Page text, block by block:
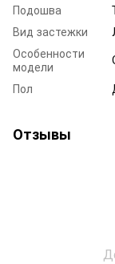
Подошва
Вид застежки
Особенности
модели
Пол
Отзывы